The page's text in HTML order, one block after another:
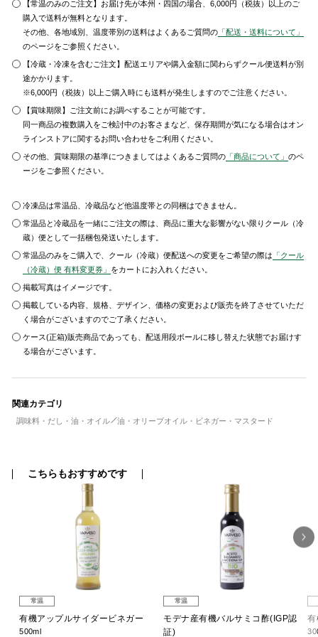
【常温のみのご注文】お届け先が本州・四国の場合、6,000円（税抜）以上のご
購入で送料が無料となります。
その他、各地域別、温度帯別の送料はよくあるご質問の 「配送・送料について」
のページをご参照ください。
【冷蔵・冷凍を含むご注文】配送エリアや購入金額に関わらずクール便送料が別
途かかります。
※6,000円（税抜）以上ご購入時にも送料が発生しますのでご注意ください。
【賞味期限】ご注文前にお調べすることが可能です。
同一商品の複数購入をご検討中のお客さまなど、保存期間が気になる場合はオン
ラインストアに関するお問い合わせをご利用ください。
その他、賞味期限の基準につきましてはよくあるご質問の 「商品について」のペ
ージをご参照ください。
冷凍品は常温品、冷蔵品など他温度帯との同梱はできません。
常温品と冷蔵品を一緒にご注文の際は、商品に重大な影響がない限りクール（冷
蔵）便として一括梱包発送いたします。
常温品のみをご購入で、クール（冷蔵）便配送への変更をご希望の際は 「クール
（冷蔵）便 有料変更券」 をカートにお入れください。
掲載写真はイメージです。
掲載している内容、規格、デザイン、価格の変更および販売を終了させていただ
く場合がございますのでご了承ください。
ケース(正箱)販売商品であっても、配送用段ボールに移し替えた状態でお届けす
る場合がございます。
関連カテゴリ
調味料・だし・油・オイル 油・オリーブオイル・ビネガー・マスタード
こちらもおすすめです
常温
有機アップルサイダービネガー
500ml
常温
モデナ産有機バルサミコ酢(IGP認
証)